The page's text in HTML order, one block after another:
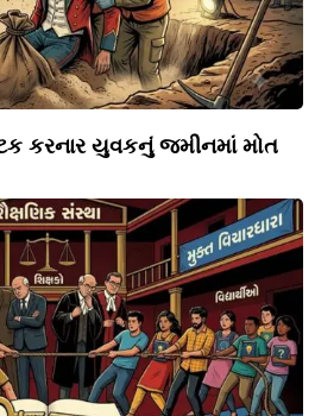
કરનાર યુવકનું જમીનમાં મોત